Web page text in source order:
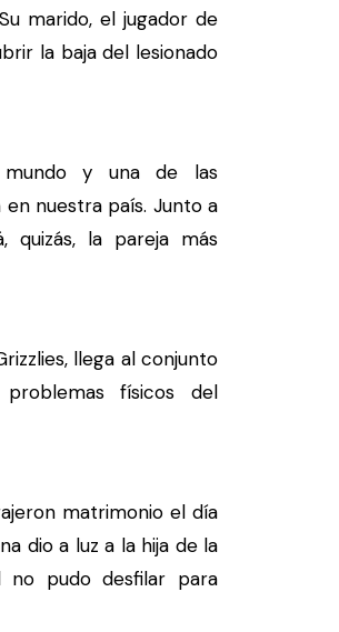
marido, el jugador de
la baja del lesionado
mundo y una de las
nuestra país. Junto a
quizás, la pareja más
llega al conjunto
físicos del
matrimonio el día
dio a luz a la hija de la
no pudo desfilar para